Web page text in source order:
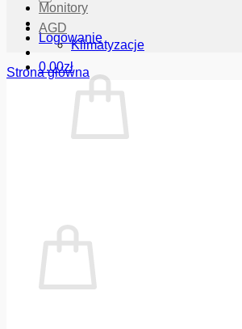
Logowanie
0.00zł
Monitory
AGD
Klimatyzacje
Strona główna